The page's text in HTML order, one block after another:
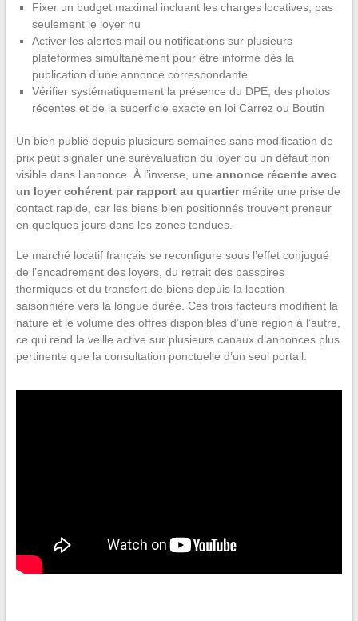
Fixer un budget maximal incluant les charges locatives, pas
seulement le loyer nu
Activer les alertes mail ou notifications sur plusieurs
plateformes simultanément pour être informé dès la
publication d’une annonce correspondante
Vérifier systématiquement la présence du DPE, des photos
récentes et de la superficie exacte en loi Carrez ou Boutin
Un bien publié depuis plusieurs semaines sans modification de
prix peut signaler une surévaluation du loyer ou un défaut non
visible dans l’annonce. À l’inverse, une annonce récente avec
un loyer cohérent par rapport au quartiermérite une prise de
contact rapide, car les biens bien positionnés trouvent preneur
en quelques jours dans les zones tendues.
Le marché locatif français se reconfigure sous l’effet conjugué
de l’encadrement des loyers, du retrait des passoires
thermiques et du transfert de biens depuis la location
saisonnière vers la longue durée. Ces trois facteurs modifient la
nature et le volume des offres disponibles d’une région à l’autre,
ce qui rend la veille active sur plusieurs canaux d’annonces plus
pertinente que la consultation ponctuelle d’un seul portail.